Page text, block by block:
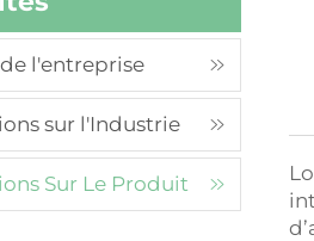
l'entreprise
sur l'Industrie
Sur Le Produit